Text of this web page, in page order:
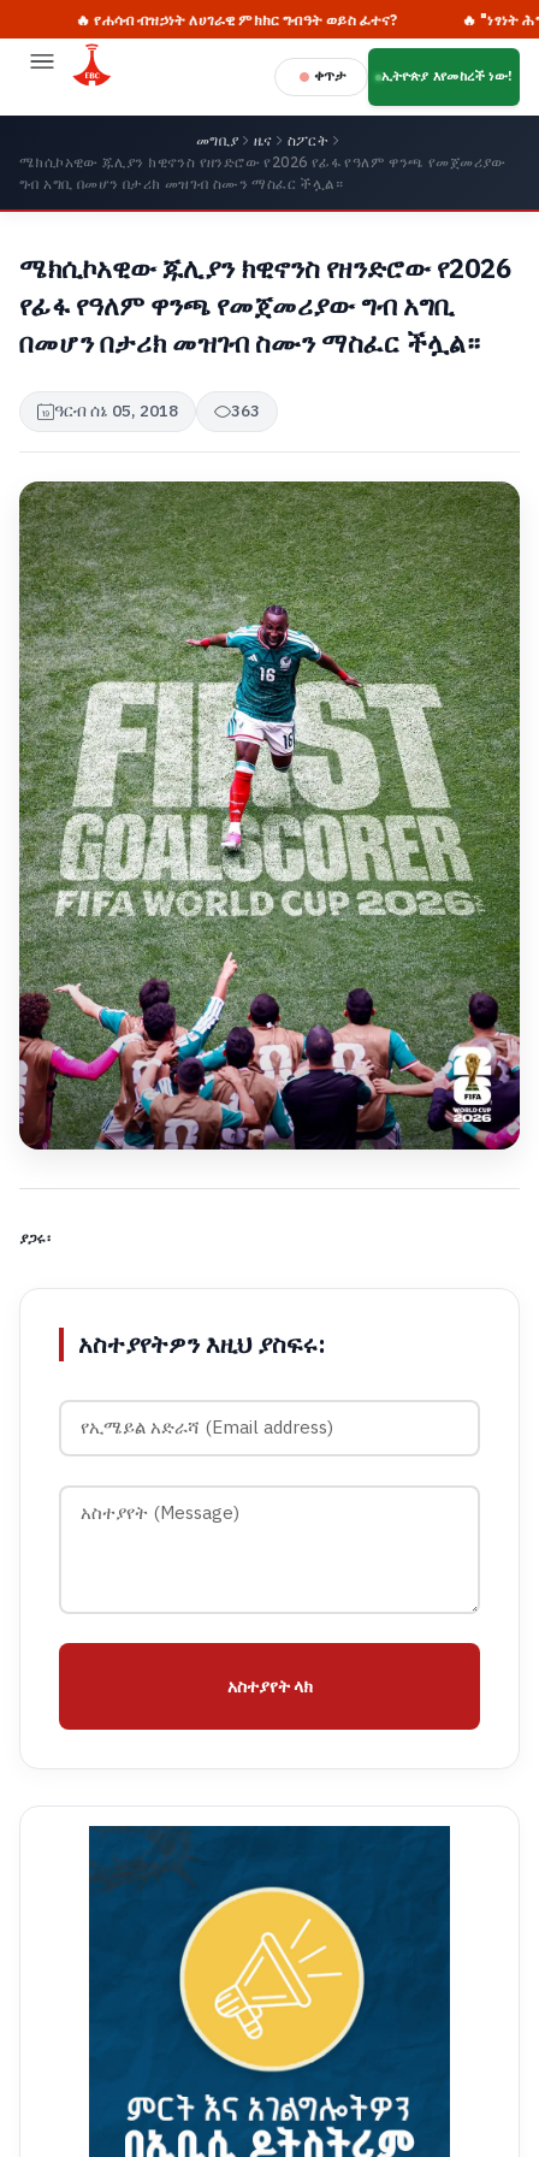
🔥 የሐሳብ ብዝኃነት ለሀገራዊ ምክክር ግብዓት ወይስ ፈተና? 🔥 "ነፃነት ሕግ
ቀጥታ ኢትዮጵያ እየመከረች ነው!
መግቢያ ዜና
ስፖርት
ሜክሲኮአዊው ጁሊያን ክዊኖንስ የዘንድሮው የ2026 የፊፋ የዓለም ዋንጫ የመጀመሪያው
ግብ አግቢ በመሆን በታሪክ መዝገብ ስሙን ማስፈር ችሏል።
ሜክሲኮአዊው ጁሊያን ክዊኖንስ የዘንድሮው የ2026
የፊፋ የዓለም ዋንጫ የመጀመሪያው ግብ አግቢ
በመሆን በታሪክ መዝገብ ስሙን ማስፈር ችሏል።
ዓርብ ሰኔ 05, 2018 363
ያጋሩ፡
አስተያየትዎን እዚህ ያስፍሩ:
አስተያየት ላክ